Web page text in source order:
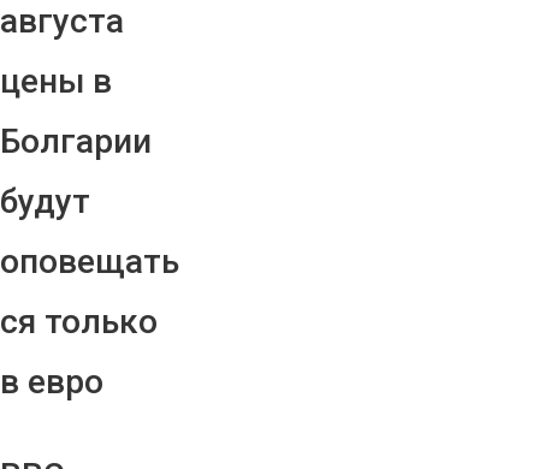
августа
цены в
Болгарии
будут
оповещать
ся только
в евро